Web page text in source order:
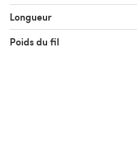
Longueur
Poids du fil